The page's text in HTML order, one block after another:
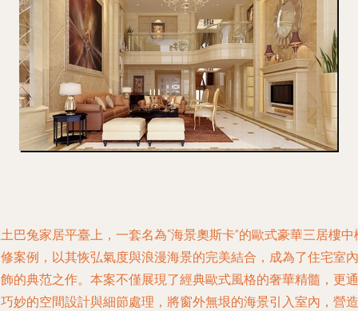
巴兔家居平臺上，一套名為“海景奧斯卡”的歐式豪華三居樓中
案例，以其恢弘氣度與浪漫海景的完美結合，成為了住宅室內
的典范之作。本案不僅展現了經典歐式風格的奢華精髓，更通
妙的空間設計與細節處理，將窗外無垠的海景引入室內，營造